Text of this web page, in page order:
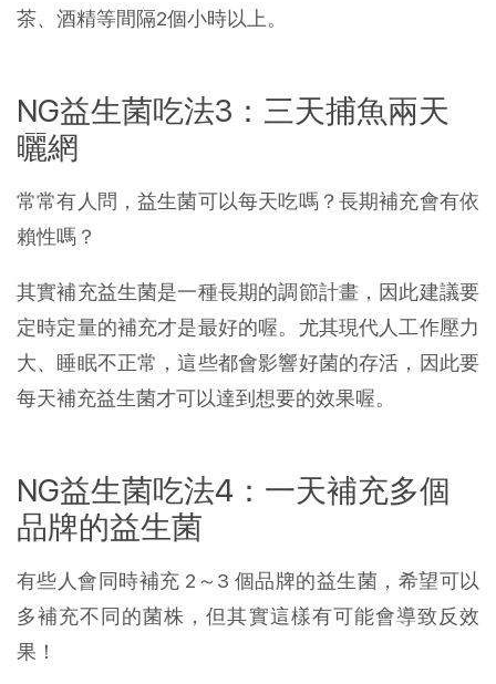
茶、酒精等間隔2個小時以上。
NG益生菌吃法3：三天捕魚兩天
曬網
常常有人問，益生菌可以每天吃嗎？長期補充會有依
賴性嗎？
其實補充益生菌是一種長期的調節計畫，因此建議要
定時定量的補充才是最好的喔。尤其現代人工作壓力
大、睡眠不正常，這些都會影響好菌的存活，因此要
每天補充益生菌才可以達到想要的效果喔。
NG益生菌吃法4：一天補充多個
品牌的益生菌
有些人會同時補充 2～3 個品牌的益生菌，希望可以
多補充不同的菌株，但其實這樣有可能會導致反效
果！